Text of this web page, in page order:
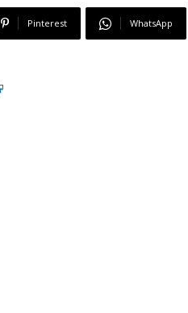
Pinterest WhatsApp